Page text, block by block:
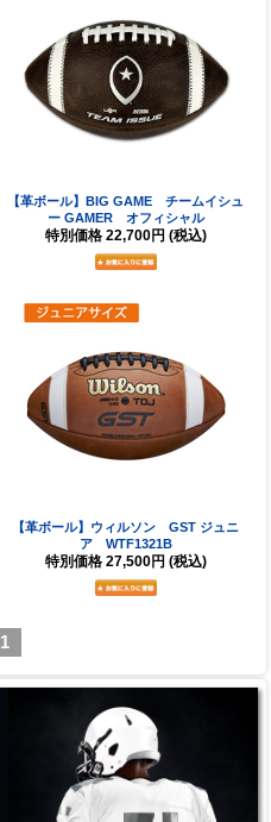
【革ボール】BIG GAME チームイシュ
ー GAMER オフィシャル
特別価格 22,700円 (税込)
【革ボール】ウィルソン GST ジュニ
ア WTF1321B
特別価格 27,500円 (税込)
1